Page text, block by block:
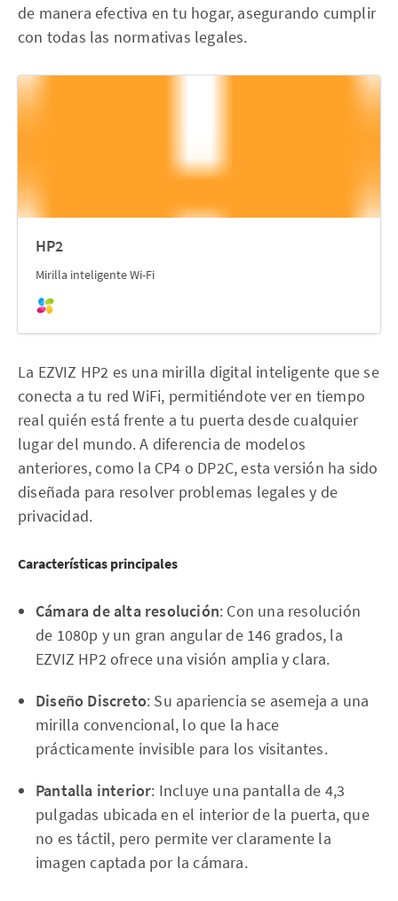
de manera efectiva en tu hogar, asegurando cumplir
con todas las normativas legales.
HP2
Mirilla inteligente Wi-Fi
La EZVIZ HP2 es una mirilla digital inteligente que se
conecta a tu red WiFi, permitiéndote ver en tiempo
real quién está frente a tu puerta desde cualquier
lugar del mundo. A diferencia de modelos
anteriores, como la CP4 o DP2C, esta versión ha sido
diseñada para resolver problemas legales y de
privacidad.
Características principales
Cámara de alta resolución: Con una resolución
de 1080p y un gran angular de 146 grados, la
EZVIZ HP2 ofrece una visión amplia y clara.
Diseño Discreto: Su apariencia se asemeja a una
mirilla convencional, lo que la hace
prácticamente invisible para los visitantes.
Pantalla interior: Incluye una pantalla de 4,3
pulgadas ubicada en el interior de la puerta, que
no es táctil, pero permite ver claramente la
imagen captada por la cámara.